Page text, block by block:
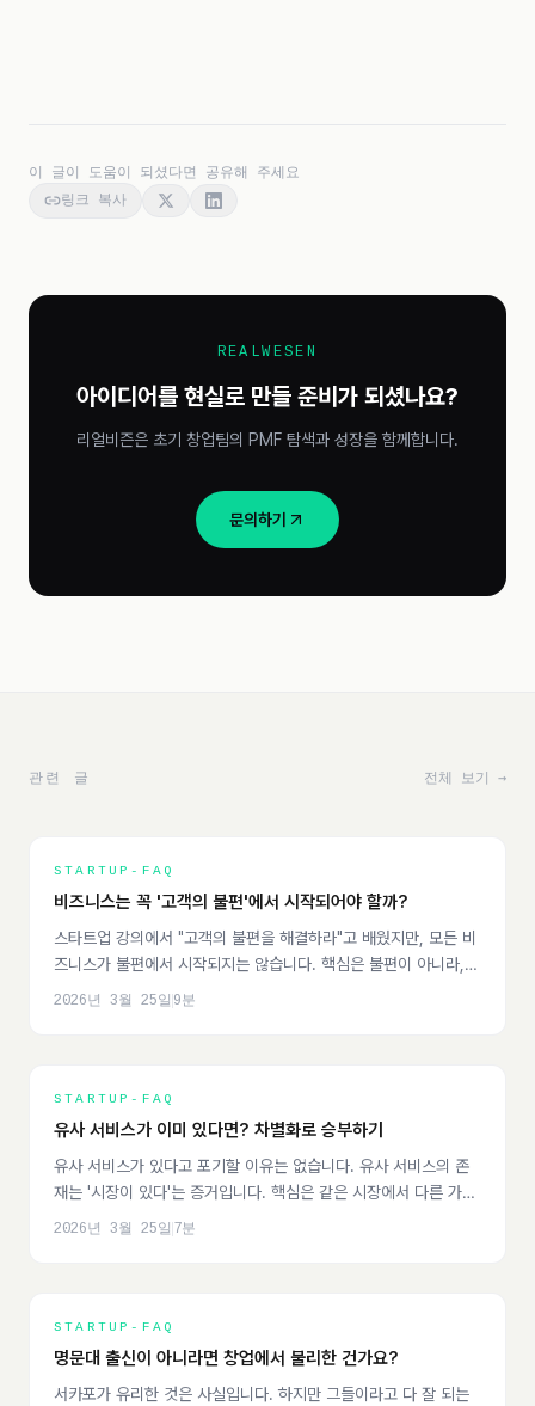
이 글이 도움이 되셨다면 공유해 주세요
링크 복사
REALWESEN
아이디어를 현실로 만들 준비가 되셨나요?
리얼비즌은 초기 창업팀의 PMF 탐색과 성장을 함께합니다.
문의하기
관련 글 전체 보기 →
STARTUP-FAQ
비즈니스는 꼭 '고객의 불편'에서 시작되어야 할까?
스타트업 강의에서 "고객의 불편을 해결하라"고 배웠지만, 모든 비
즈니스가 불편에서 시작되지는 않습니다. 핵심은 불편이 아니라,
'비즈니스화할 수 있는 문제'를 정의하는 것입니다.
2026년 3월 25일 9분
STARTUP-FAQ
유사 서비스가 이미 있다면? 차별화로 승부하기
유사 서비스가 있다고 포기할 이유는 없습니다. 유사 서비스의 존
재는 '시장이 있다'는 증거입니다. 핵심은 같은 시장에서 다른 가치
를 제안하는 것입니다.
2026년 3월 25일 7분
STARTUP-FAQ
명문대 출신이 아니라면 창업에서 불리한 건가요?
서카포가 유리한 것은 사실입니다. 하지만 그들이라고 다 잘 되는